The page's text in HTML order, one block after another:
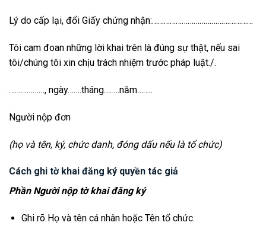
Lý do cấp lại, đổi Giấy chứng nhận:……………………………………………
Tôi cam đoan những lời khai trên là đúng sự thật, nếu sai
tôi/chúng tôi xin chịu trách nhiệm trước pháp luật./.
………………, ngày…….tháng……..năm……..
Người nộp đơn
(họ và tên, ký, chức danh, đóng dấu nếu là tổ chức)
Cách ghi tờ khai đăng ký quyền tác giả
Phần Người nộp tờ khai đăng ký
Ghi rõ Họ và tên cá nhân hoặc Tên tổ chức.